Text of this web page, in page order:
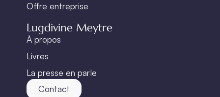
Offre entreprise
Lugdivine Meytre
À propos
Livres
La presse en parle
Contact